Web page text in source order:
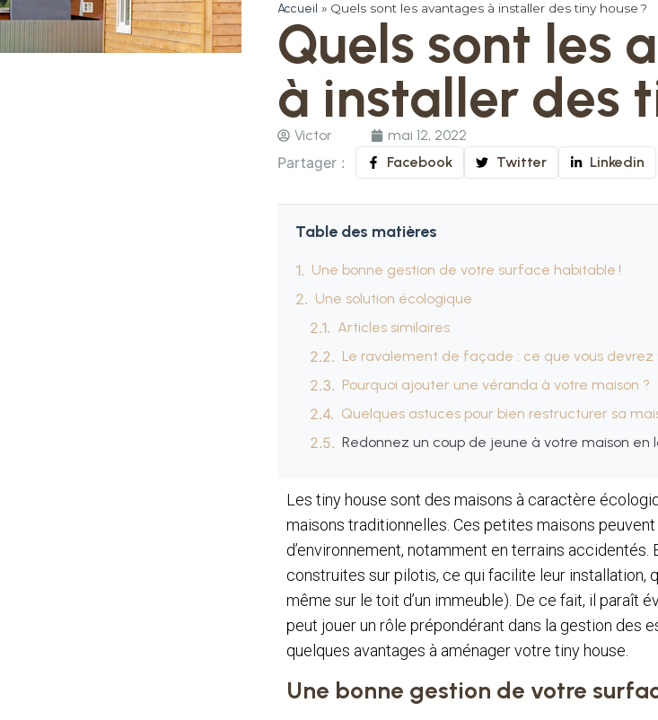
Accueil » Quels sont les avantages à installer des tiny house ?
Quels sont les
à installer des
Victor mai 12, 2022
Partager : Facebook Twitter Linkedin
Table des matières
Une bonne gestion de votre surface habitable !
Une solution écologique
Articles similaires
Le ravalement de façade : ce que vous devrez
Pourquoi ajouter une véranda à votre maison ?
Quelques astuces pour bien restructurer sa
Redonnez un coup de jeune à votre maison en
Les tiny house sont des maisons à caractère
maisons traditionnelles. Ces petites maisons
d’environnement, notamment en terrains accidentés.
construites sur pilotis, ce qui facilite leur installation,
même sur le toit d’un immeuble). De ce fait, il paraît
peut jouer un rôle prépondérant dans la gestion des
quelques avantages à aménager votre tiny house.
Une bonne gestion de votre